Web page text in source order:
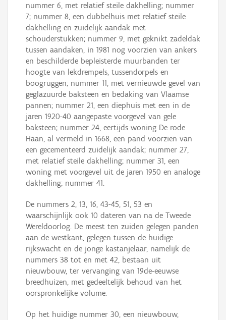
nummer 6, met relatief steile dakhelling; nummer
7; nummer 8, een dubbelhuis met relatief steile
dakhelling en zuidelijk aandak met
schouderstukken; nummer 9, met geknikt zadeldak
tussen aandaken, in 1981 nog voorzien van ankers
en beschilderde bepleisterde muurbanden ter
hoogte van lekdrempels, tussendorpels en
boogruggen; nummer 11, met vernieuwde gevel van
geglazuurde baksteen en bedaking van Vlaamse
pannen; nummer 21, een diephuis met een in de
jaren 1920-40 aangepaste voorgevel van gele
baksteen; nummer 24, eertijds woning De rode
Haan, al vermeld in 1668, een pand voorzien van
een gecementeerd zuidelijk aandak; nummer 27,
met relatief steile dakhelling; nummer 31, een
woning met voorgevel uit de jaren 1950 en analoge
dakhelling; nummer 41.
De nummers 2, 13, 16, 43-45, 51, 53 en
waarschijnlijk ook 10 dateren van na de Tweede
Wereldoorlog. De meest ten zuiden gelegen panden
aan de westkant, gelegen tussen de huidige
rijkswacht en de jonge kastanjelaar, namelijk de
nummers 38 tot en met 42, bestaan uit
nieuwbouw, ter vervanging van 19de-eeuwse
breedhuizen, met gedeeltelijk behoud van het
oorspronkelijke volume.
Op het huidige nummer 30, een nieuwbouw,